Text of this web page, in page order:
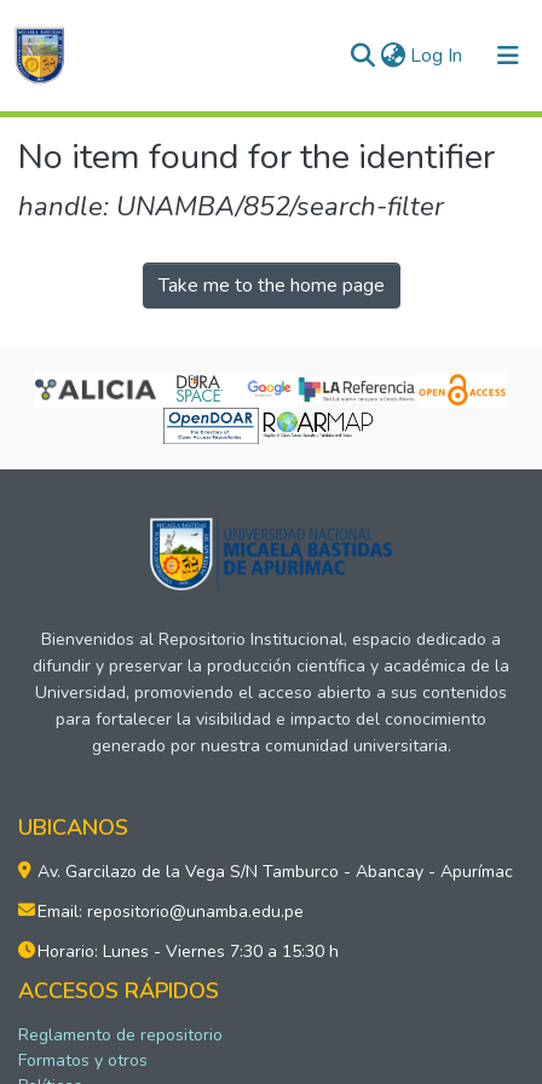
Log In (current)
Communities & Collections
No item found for the identifier
handle: UNAMBA/852/search-filter
Take me to the home page
Bienvenidos al Repositorio Institucional, espacio dedicado a
difundir y preservar la producción científica y académica de la
Universidad, promoviendo el acceso abierto a sus contenidos
para fortalecer la visibilidad e impacto del conocimiento
generado por nuestra comunidad universitaria.
UBICANOS
Av. Garcilazo de la Vega S/N Tamburco - Abancay - Apurímac
Email: repositorio@unamba.edu.pe
Horario: Lunes - Viernes 7:30 a 15:30 h
ACCESOS RÁPIDOS
Reglamento de repositorio
Formatos y otros